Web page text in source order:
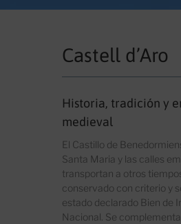
Castell d’Aro
Historia, tradición y
medieval
El Castillo de
Santa Maria y las calles
transportan a otros
conservado con criterio y
estado declarado Bien de
Nacional. Se